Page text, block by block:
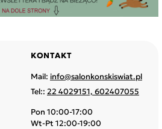
KONTAKT
Mail: info@salonkonskiswiat.pl
Tel:: 22 4029151, 602407055
Pon 10:00-17:00
Wt-Pt 12:00-19:00